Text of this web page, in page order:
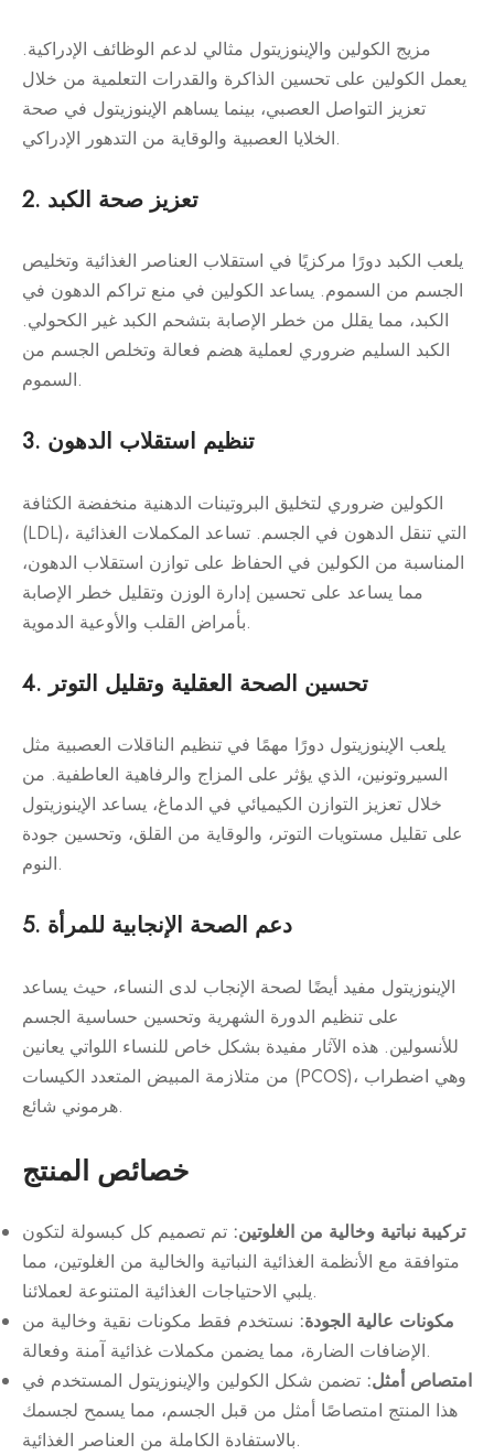
مزيج الكولين والإينوزيتول مثالي لدعم الوظائف الإدراكية.
يعمل الكولين على تحسين الذاكرة والقدرات التعلمية من خلال
تعزيز التواصل العصبي، بينما يساهم الإينوزيتول في صحة
الخلايا العصبية والوقاية من التدهور الإدراكي.
2. تعزيز صحة الكبد
يلعب الكبد دورًا مركزيًا في استقلاب العناصر الغذائية وتخليص
الجسم من السموم. يساعد الكولين في منع تراكم الدهون في
الكبد، مما يقلل من خطر الإصابة بتشحم الكبد غير الكحولي.
الكبد السليم ضروري لعملية هضم فعالة وتخلص الجسم من
السموم.
3. تنظيم استقلاب الدهون
الكولين ضروري لتخليق البروتينات الدهنية منخفضة الكثافة
(LDL)، التي تنقل الدهون في الجسم. تساعد المكملات الغذائية
المناسبة من الكولين في الحفاظ على توازن استقلاب الدهون،
مما يساعد على تحسين إدارة الوزن وتقليل خطر الإصابة
بأمراض القلب والأوعية الدموية.
4. تحسين الصحة العقلية وتقليل التوتر
يلعب الإينوزيتول دورًا مهمًا في تنظيم الناقلات العصبية مثل
السيروتونين، الذي يؤثر على المزاج والرفاهية العاطفية. من
خلال تعزيز التوازن الكيميائي في الدماغ، يساعد الإينوزيتول
على تقليل مستويات التوتر، والوقاية من القلق، وتحسين جودة
النوم.
5. دعم الصحة الإنجابية للمرأة
الإينوزيتول مفيد أيضًا لصحة الإنجاب لدى النساء، حيث يساعد
على تنظيم الدورة الشهرية وتحسين حساسية الجسم
للأنسولين. هذه الآثار مفيدة بشكل خاص للنساء اللواتي يعانين
من متلازمة المبيض المتعدد الكيسات (PCOS)، وهي اضطراب
هرموني شائع.
خصائص المنتج
تركيبة نباتية وخالية من الغلوتين: تم تصميم كل كبسولة لتكون
متوافقة مع الأنظمة الغذائية النباتية والخالية من الغلوتين، مما
يلبي الاحتياجات الغذائية المتنوعة لعملائنا.
مكونات عالية الجودة: نستخدم فقط مكونات نقية وخالية من
الإضافات الضارة، مما يضمن مكملات غذائية آمنة وفعالة.
امتصاص أمثل: تضمن شكل الكولين والإينوزيتول المستخدم في
هذا المنتج امتصاصًا أمثل من قبل الجسم، مما يسمح لجسمك
بالاستفادة الكاملة من العناصر الغذائية.